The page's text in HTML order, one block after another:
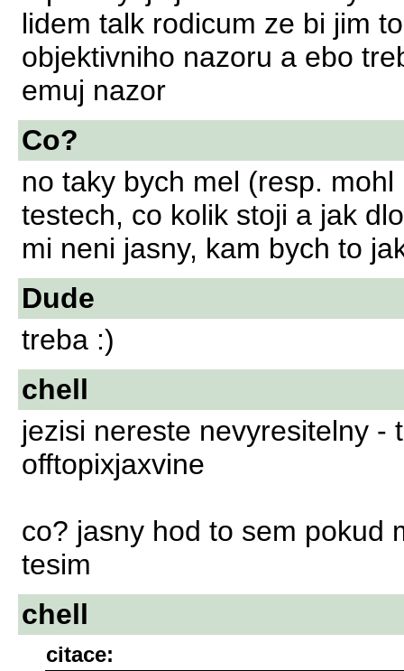
lidem talk rodicum ze bi jim
objektivniho nazoru a ebo
emuj nazor
Co?
no taky bych mel (resp.
testech, co kolik stoji a jak
mi neni jasny, kam bych to
Dude
treba :)
chell
jezisi nereste nevyresitelny -
offtopixjaxvine
co? jasny hod to sem pokud
tesim
chell
citace: